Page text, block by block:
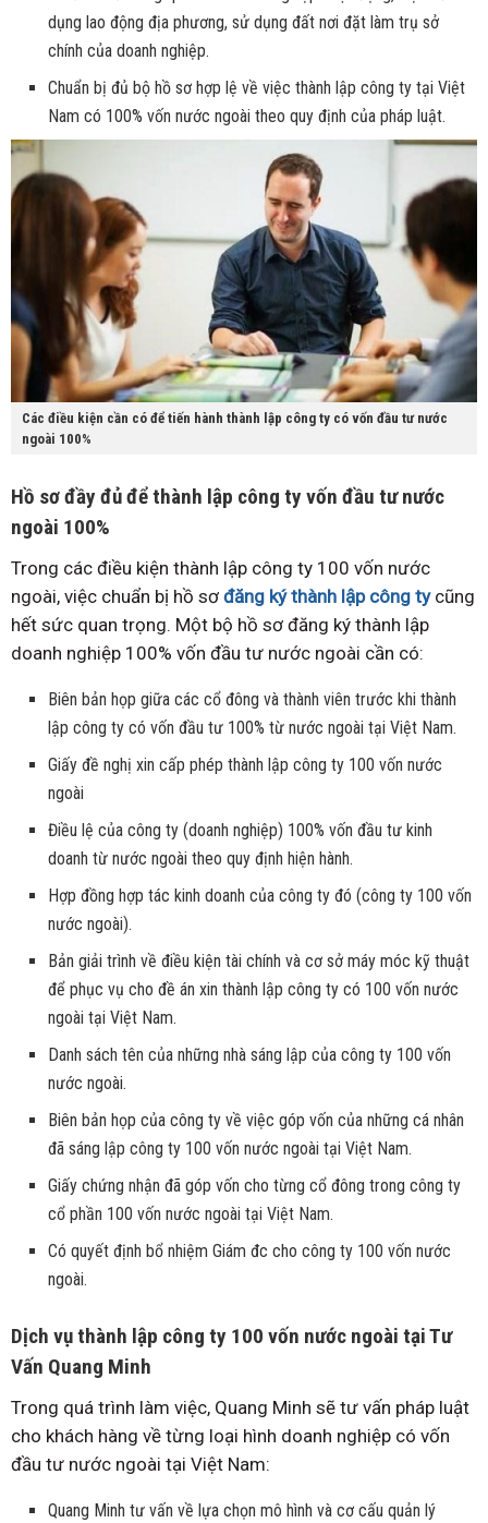
dụng lao động địa phương, sử dụng đất nơi đặt làm trụ sở
chính của doanh nghiệp.
Chuẩn bị đủ bộ hồ sơ hợp lệ về việc thành lập công ty tại Việt
Nam có 100% vốn nước ngoài theo quy định của pháp luật.
Các điều kiện cần có để tiến hành thành lập công ty có vốn đầu tư nước
ngoài 100%
Hồ sơ đầy đủ để thành lập công ty vốn đầu tư nước
ngoài 100%
Trong các điều kiện thành lập công ty 100 vốn nước
ngoài, việc chuẩn bị hồ sơ đăng ký thành lập công tycũng
hết sức quan trọng. Một bộ hồ sơ đăng ký thành lập
doanh nghiệp 100% vốn đầu tư nước ngoài cần có:
Biên bản họp giữa các cổ đông và thành viên trước khi thành
lập công ty có vốn đầu tư 100% từ nước ngoài tại Việt Nam.
Giấy đề nghị xin cấp phép thành lập công ty 100 vốn nước
ngoài
Điều lệ của công ty (doanh nghiệp) 100% vốn đầu tư kinh
doanh từ nước ngoài theo quy định hiện hành.
Hợp đồng hợp tác kinh doanh của công ty đó (công ty 100 vốn
nước ngoài).
Bản giải trình về điều kiện tài chính và cơ sở máy móc kỹ thuật
để phục vụ cho đề án xin thành lập công ty có 100 vốn nước
ngoài tại Việt Nam.
Danh sách tên của những nhà sáng lập của công ty 100 vốn
nước ngoài.
Biên bản họp của công ty về việc góp vốn của những cá nhân
đã sáng lập công ty 100 vốn nước ngoài tại Việt Nam.
Giấy chứng nhận đã góp vốn cho từng cổ đông trong công ty
cổ phần 100 vốn nước ngoài tại Việt Nam.
Có quyết định bổ nhiệm Giám đc cho công ty 100 vốn nước
ngoài.
Dịch vụ thành lập công ty 100 vốn nước ngoài tại Tư
Vấn Quang Minh
Trong quá trình làm việc, Quang Minh sẽ tư vấn pháp luật
cho khách hàng về từng loại hình doanh nghiệp có vốn
đầu tư nước ngoài tại Việt Nam:
Quang Minh tư vấn về lựa chọn mô hình và cơ cấu quản lý